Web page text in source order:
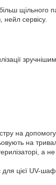
щільного
нейл сервісу.
на
на
а
для цієї UV-